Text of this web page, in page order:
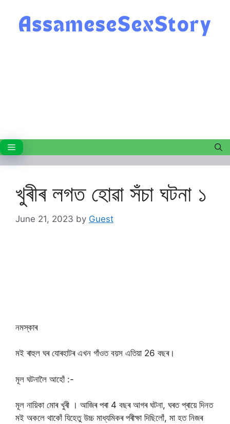
content
Menu
খুৰীৰ লগত হোৱা সঁচা ঘটনা ১
June 21, 2023 by Guest
নমস্কাৰ
মই ৰাহুল ঘৰ যোৰহাটৰ এখন গাঁওত বয়স এতিয়া 26 বছৰ।
মূল ঘটনালৈ আহোঁ :-
মূল নায়িকা মোৰ খুৰী । আজিৰ পৰা 4 বছৰ আগৰ ঘটনা, ঘৰত প্ৰায়ে দিনত
মই অকলে থাকোঁ যিহেতু উচ্চ মাধ্যমিকৰ পৰীক্ষা দিছিলোঁ, মা হত নিজৰ